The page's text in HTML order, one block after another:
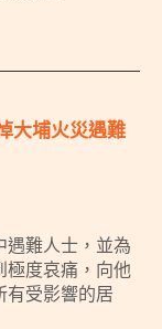
大埔火災遇難
遇難人士，並為
極度哀痛，向他
有受影響的居